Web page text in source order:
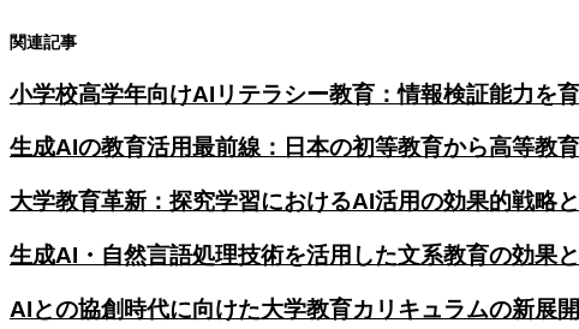
関連記事
小学校高学年向けAIリテラシー教育：情報検証能力を
生成AIの教育活用最前線：日本の初等教育から高等教
大学教育革新：探究学習におけるAI活用の効果的戦略
生成AI・自然言語処理技術を活用した文系教育の効果
AIとの協創時代に向けた大学教育カリキュラムの新展開